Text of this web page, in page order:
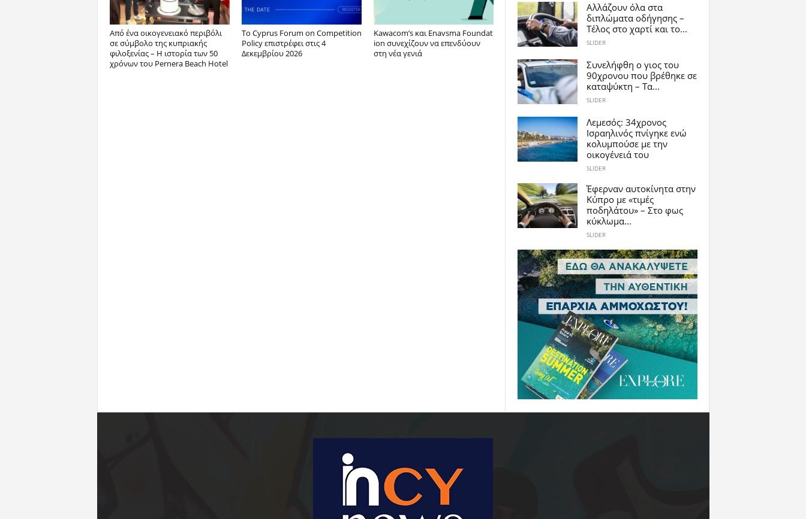
Από ένα οικογενειακό περιβόλι
σε σύμβολο της κυπριακής
φιλοξενίας – Η ιστορία των 50
χρόνων του Pernera Beach Hotel
Το Cyprus Forum on Competition
Policy επιστρέφει στις 4
Δεκεμβρίου 2026
Kawacom’s και Enavsma Foundat
ion συνεχίζουν να επενδύουν
στη νέα γενιά
Αλλάζουν όλα στα
διπλώματα οδήγησης –
Τέλος στο χαρτί και το...
SLIDER
Συνελήφθη ο γιος του
90χρονου που βρέθηκε σε
καταψύκτη – Τα...
SLIDER
Λεμεσός: 34χρονος
Ισραηλινός πνίγηκε ενώ
κολυμπούσε με την
οικογένειά του
SLIDER
Έφερναν αυτοκίνητα στην
Κύπρο με «τιμές
ποδηλάτου» – Στο φως
κύκλωμα...
SLIDER